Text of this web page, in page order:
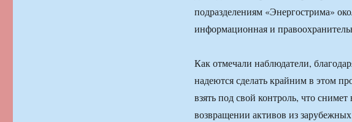
подразделениям «Энергострима»
информационная и
Как отмечали наблюдатели,
надеются сделать крайним в этом
взять под свой контроль, что
возвращении активов из